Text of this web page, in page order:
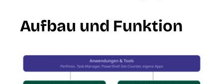
Aufbau und Funktion